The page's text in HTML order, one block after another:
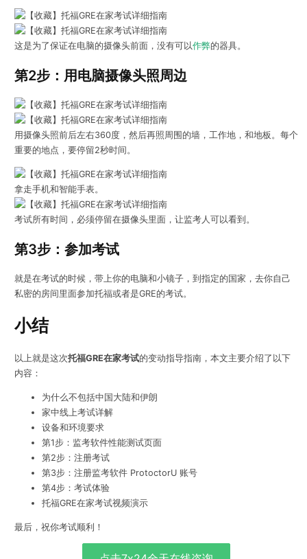
这是为了保证在电脑的摄像头前面，没有可以作弊的器具。
第2步：用电脑摄像头照周边
用摄像头照前后左右360度，然后再照周围的墙，工作地，和地板。每个
重要的地点，要停留2秒时间。
拿走手机和智能手表。
考试所有时间，必须停留在摄像头里面，让监考人可以看到。
第3步：参加考试
就是在考试的时候，带上你的电脑和小镜子，到指定的国家，去你自己
私密的房间里面参加托福或者是GRE的考试。
小结
以上就是这次托福GRE在家考试的变动指导指南，本文主要介绍了以下
内容：
为什么不包括中国大陆和伊朗
家中线上考试详解
设备和环境要求
第1步：监考软件性能测试页面
第2步：注册考试
第3步：注册监考软件 ProtoctorU 账号
第4步：考试体验
托福GRE在家考试视频演示
最后，祝你考试顺利！